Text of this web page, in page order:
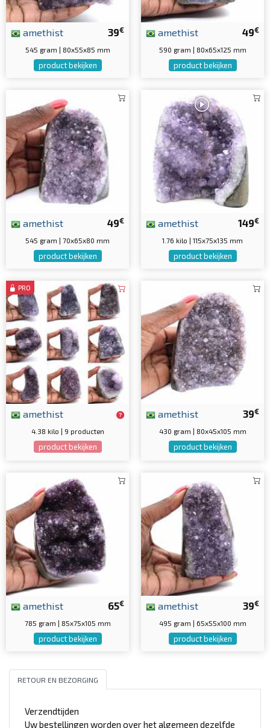
39€
amethist
545 gram | 80x55x85 mm
product bekijken
49€
amethist
590 gram | 80x65x125 mm
product bekijken
49€
amethist
545 gram | 70x65x80 mm
product bekijken
149€
amethist
1.76 kilo | 115x75x135 mm
product bekijken
PRO
amethist
4.38 kilo | 9 producten
product bekijken
39€
amethist
430 gram | 80x45x105 mm
product bekijken
65€
amethist
785 gram | 85x75x105 mm
product bekijken
39€
amethist
495 gram | 65x55x100 mm
product bekijken
RETOUR EN BEZORGING
Verzendtijden
Uw bestellingen worden over het algemeen dezelfde